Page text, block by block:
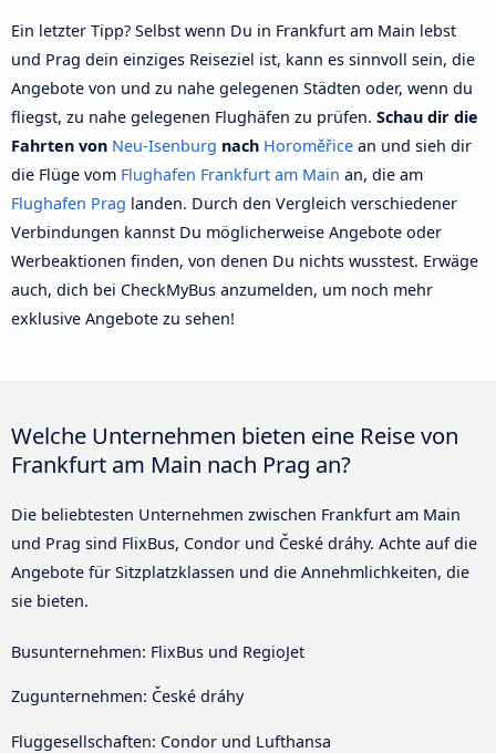
Ein letzter Tipp? Selbst wenn Du in Frankfurt am Main lebst
und Prag dein einziges Reiseziel ist, kann es sinnvoll sein, die
Angebote von und zu nahe gelegenen Städten oder, wenn du
fliegst, zu nahe gelegenen Flughäfen zu prüfen. Schau dir die
Fahrten von Neu-Isenburg nach Horoměřice an und sieh dir
die Flüge vom Flughafen Frankfurt am Main an, die am
Flughafen Prag landen. Durch den Vergleich verschiedener
Verbindungen kannst Du möglicherweise Angebote oder
Werbeaktionen finden, von denen Du nichts wusstest. Erwäge
auch, dich bei CheckMyBus anzumelden, um noch mehr
exklusive Angebote zu sehen!
Welche Unternehmen bieten eine Reise von
Frankfurt am Main nach Prag an?
Die beliebtesten Unternehmen zwischen Frankfurt am Main
und Prag sind FlixBus, Condor und České dráhy. Achte auf die
Angebote für Sitzplatzklassen und die Annehmlichkeiten, die
sie bieten.
Busunternehmen: FlixBus und RegioJet
Zugunternehmen: České dráhy
Fluggesellschaften: Condor und Lufthansa